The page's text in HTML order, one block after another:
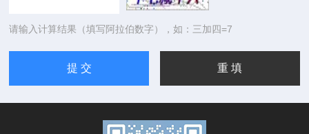
请输入计算结果（填写阿拉伯数字），如：三加四=7